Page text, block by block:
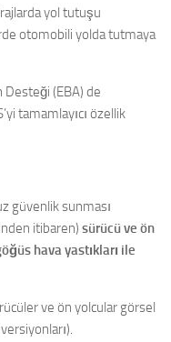
yol tutuşu
otomobili yolda tutmaya
(EBA) de
tamamlayıcı özellik
güvenlik sunması
itibaren) sürücü ve ön
hava yastıkları ile
ve ön yolcular görsel